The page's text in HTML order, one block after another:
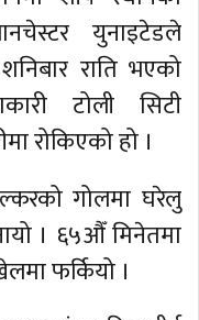
युनाइटेडले
राति भएको
टोली सिटी
रोकिएको हो ।
गोलमा घरेलु
। ६५औँ मिनेतमा
फर्कियो ।